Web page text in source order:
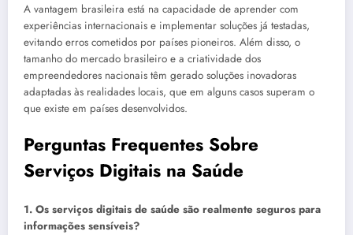
A vantagem brasileira está na capacidade de aprender com
experiências internacionais e implementar soluções já testadas,
evitando erros cometidos por países pioneiros. Além disso, o
tamanho do mercado brasileiro e a criatividade dos
empreendedores nacionais têm gerado soluções inovadoras
adaptadas às realidades locais, que em alguns casos superam o
que existe em países desenvolvidos.
Perguntas Frequentes Sobre
Serviços Digitais na Saúde
1. Os serviços digitais de saúde são realmente seguros para
informações sensíveis?